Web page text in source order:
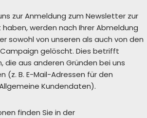
zur Anmeldung zum Newsletter zur
werden nach Ihrer Abmeldung
sowohl von unseren als auch von den
gelöscht. Dies betrifft
die aus anderen Gründen bei uns
(z. B. E-Mail-Adressen für den
Kundendaten).
finden Sie in der